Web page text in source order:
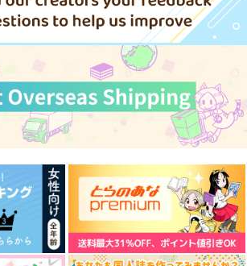
放課後メンター
あなぐらやま
990円（税込）
サンプル
作品詳細
春抱く湖
AO研究所
（税込）
サンプル
作品詳細
スノウ＆ホワイト×真木晶
ミスラ×ルチル
サンプル